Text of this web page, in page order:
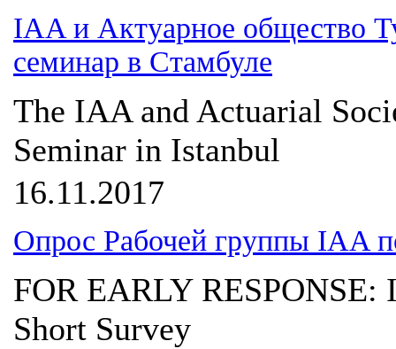
IAA и Актуарное общество
семинар в Стамбуле
The IAA and Actuarial
Seminar in Istanbul
16.11.2017
Опрос Рабочей группы IAA
FOR EARLY
Short Survey